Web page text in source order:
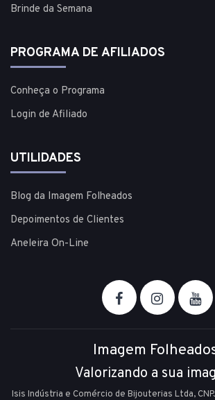
Brinde da Semana
PROGRAMA DE AFILIADOS
Conheça o Programa
Login de Afiliado
UTILIDADES
Blog da Imagem Folheados
Depoimentos de Clientes
Aneleira On-Line
Imagem
Valorizando a sua
Isis Indústria e Comércio de Bijouterias Ltda,